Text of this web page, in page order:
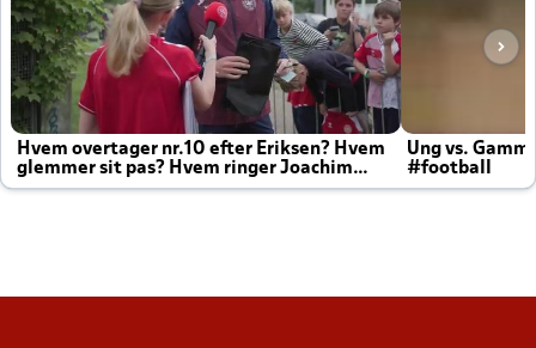
Hvem overtager nr.10 efter Eriksen? Hvem
glemmer sit pas? Hvem ringer Joachim
altid til efter kampe?
Ung vs.
#football